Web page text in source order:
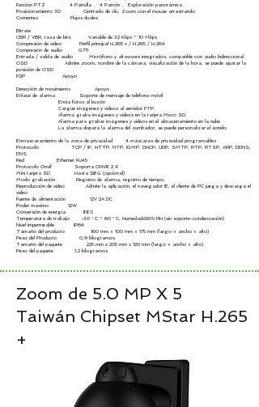
Función PTZ 4 Patrulla 、 4 Patrón 、 Exploración panorámica
Posicionamiento 3D Centrado de clic, Zoom con el mouse arrastrando
Corrientes Flujos duales
Bitrate
CBR / VBR, tasa de bits: Variable de 32 Kbps ~ 10 Mbps
Compresión de video Perfil principal H.265 + / H.265 / H.264
Compresión de audio G711
Entrada / salida de audio Micrófono y altavoces integrados, compatible con audio bidireccional
OSD Admite zoom, nombre de la cámara, visualización de la hora, se puede ajustar la
posición de OSD
P2P Apoyo
Detección de movimiento Apoyo
Enlace de alarma Soporte de mensaje de teléfono móvil
Envía fotos al buzón
Cargue imágenes y videos al servidor FTP,
Alarma graba imágenes y videos en la tarjeta Micro SD,
Alarma para grabar imágenes y videos en el almacenamiento en la nube
La alarma dispara la alarma del zumbador, se puede personalizar el sonido
Enmascaramiento de la zona de privacidad 4 máscaras de privacidad programables
Protocolo TCP / IP, HTTP, NTP, IGMP, DHCP, UDP, SMTP, RTP, RTSP, ARP, DDNS,
DNS
Red Ethernet RJ45
Protocolo Onvif Soporta ONVIF 2.4
Mini tarjeta SD Hasta 128G (opcional)
Modo grabación Registro de alarma, registro de tiempo,
Reproducción de vídeo Admite la aplicación, el navegador IE, el cliente de PC juega y descarga el
video
Fuente de alimentación 12V 2A DC
Poder maximo 12W
Conversión de energía 88%
Temperatura de trabajo -30 ° C ~ 60 ° C, Humedad≤90% RH (sin soporte-condensación)
Nivel impermeable IP66
Tamaño del producto 160 mm × 100 mm × 175 mm (largo × ancho × alto)
Peso del Producto 0,9 kilogramos
Tamaño del paquete 225 mm x 205 mm x 120 mm (largo × ancho × alto)
Peso del paquete 1,2 kilogramos
Zoom de 5.0 MP X 5
Taiwán Chipset MStar H.265
+